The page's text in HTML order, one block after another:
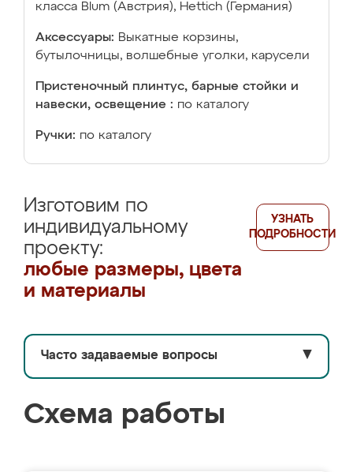
класса Blum (Австрия), Hettich (Германия)
Аксессуары: Выкатные корзины,
бутылочницы, волшебные уголки, карусели
Пристеночный плинтус, барные стойки и
навески, освещение : по каталогу
Ручки: по каталогу
Изготовим по
индивидуальному
проекту:
любые размеры, цвета
и материалы
УЗНАТЬ
ПОДРОБНОСТИ
Часто задаваемые вопросы ▼
Схема работы